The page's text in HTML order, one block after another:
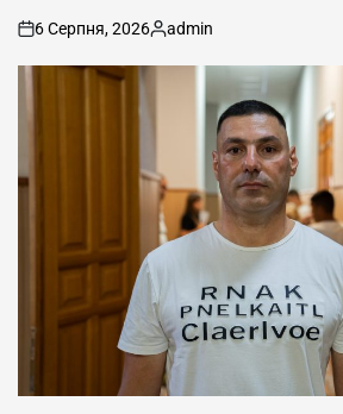
on
6 Серпня, 2026
Опубліковано
admin